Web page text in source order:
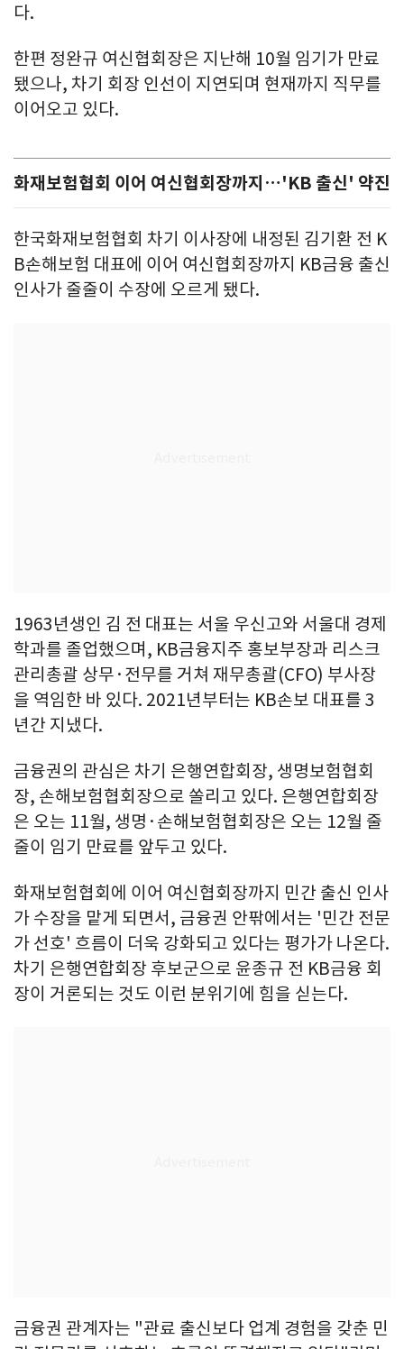
다.
한편 정완규 여신협회장은 지난해 10월 임기가 만료
됐으나, 차기 회장 인선이 지연되며 현재까지 직무를
이어오고 있다.
화재보험협회 이어 여신협회장까지…'KB 출신' 약진
한국화재보험협회 차기 이사장에 내정된 김기환 전 K
B손해보험 대표에 이어 여신협회장까지 KB금융 출신
인사가 줄줄이 수장에 오르게 됐다.
1963년생인 김 전 대표는 서울 우신고와 서울대 경제
학과를 졸업했으며, KB금융지주 홍보부장과 리스크
관리총괄 상무·전무를 거쳐 재무총괄(CFO) 부사장
을 역임한 바 있다. 2021년부터는 KB손보 대표를 3
년간 지냈다.
금융권의 관심은 차기 은행연합회장, 생명보험협회
장, 손해보험협회장으로 쏠리고 있다. 은행연합회장
은 오는 11월, 생명·손해보험협회장은 오는 12월 줄
줄이 임기 만료를 앞두고 있다.
화재보험협회에 이어 여신협회장까지 민간 출신 인사
가 수장을 맡게 되면서, 금융권 안팎에서는 '민간 전문
가 선호' 흐름이 더욱 강화되고 있다는 평가가 나온다.
차기 은행연합회장 후보군으로 윤종규 전 KB금융 회
장이 거론되는 것도 이런 분위기에 힘을 싣는다.
금융권 관계자는 "관료 출신보다 업계 경험을 갖춘 민